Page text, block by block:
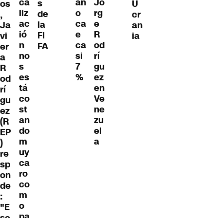
os
,
Ja
vi
er
a
R
od
rí
gu
ez
(R
EP
)
re
sp
on
de
:
"E
liz
ac
ió
n
no
s
es
tá
co
st
an
do
m
uy
ca
ro
co
m
o
s
de
la
FI
FA
o
ca
e
ca
si
7
%
rg
e
R
od
rí
gu
ez
en
Ve
ne
zu
el
a
U
cr
an
ia